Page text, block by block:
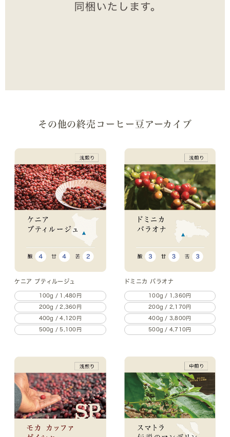
その他の終売コーヒー豆アーカイブ
ケニア プティルージュ
100g / 1,480円
200g / 2,360円
400g / 4,120円
500g / 5,100円
ドミニカ バラオナ
100g / 1,360円
200g / 2,170円
400g / 3,800円
500g / 4,710円